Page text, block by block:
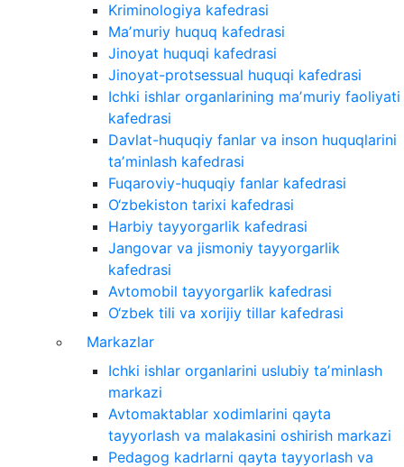
Kriminologiya kafedrasi
Maʼmuriy huquq kafedrasi
Jinoyat huquqi kafedrasi
Jinoyat-protsessual huquqi kafedrasi
Ichki ishlar organlarining maʼmuriy faoliyati
kafedrasi
Davlat-huquqiy fanlar va inson huquqlarini
taʼminlash kafedrasi
Fuqaroviy-huquqiy fanlar kafedrasi
O‘zbekiston tarixi kafedrasi
Harbiy tayyorgarlik kafedrasi
Jangovar va jismoniy tayyorgarlik
kafedrasi
Avtomobil tayyorgarlik kafedrasi
O‘zbek tili va xorijiy tillar kafedrasi
Markazlar
Ichki ishlar organlarini uslubiy taʼminlash
markazi
Avtomaktablar xodimlarini qayta
tayyorlash va malakasini oshirish markazi
Pedagog kadrlarni qayta tayyorlash va